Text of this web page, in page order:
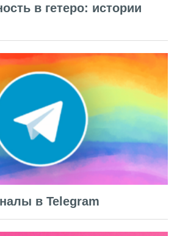
в гетеро: истории
в Telegram